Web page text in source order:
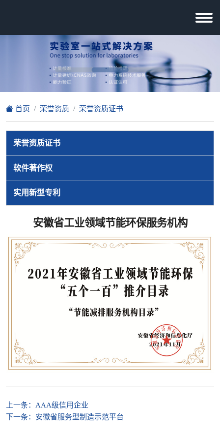
首页 荣誉资质 荣誉资质证书
荣誉资质证书
软件著作权
实用新型专利
安徽省工业领域节能环保服务机构
上一条： AAA级信用企业
下一条： 安徽省服务型制造示范平台